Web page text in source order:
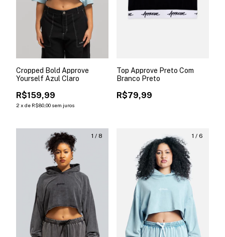
Cropped Bold Approve
Yourself Azul Claro
R$159,99
2 x de R$80,00 sem juros
Top Approve Preto Com
Branco Preto
R$79,99
1 / 8 1 / 6